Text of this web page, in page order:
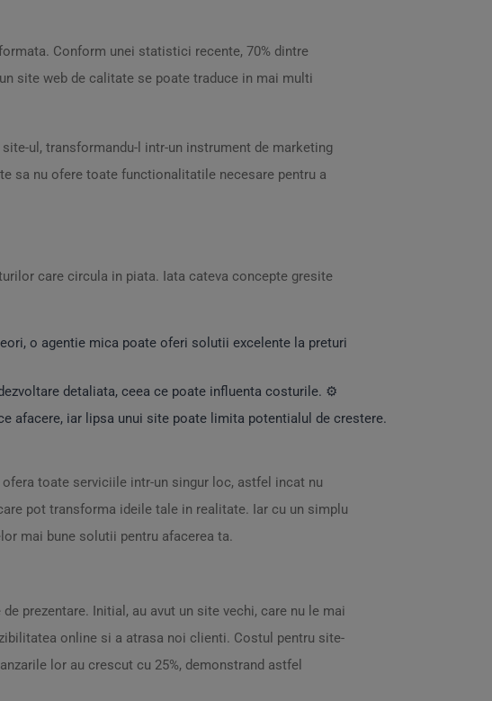
Conform unei statistici recente, 70% dintre
site web de calitate se poate traduce in mai multi
ul, transformandu-l intr-un instrument de marketing
sa nu ofere toate functionalitatile necesare pentru a
care circula in piata. Iata cateva concepte gresite
o agentie mica poate oferi solutii excelente la preturi
detaliata, ceea ce poate influenta costurile. ⚙️
afacere, iar lipsa unui site poate limita potentialul de crestere.
toate serviciile intr-un singur loc, astfel incat nu
pot transforma ideile tale in realitate. Iar cu un simplu
mai bune solutii pentru afacerea ta.
prezentare. Initial, au avut un site vechi, care nu le mai
online si a atrasa noi clienti. Costul pentru site-
lor au crescut cu 25%, demonstrand astfel